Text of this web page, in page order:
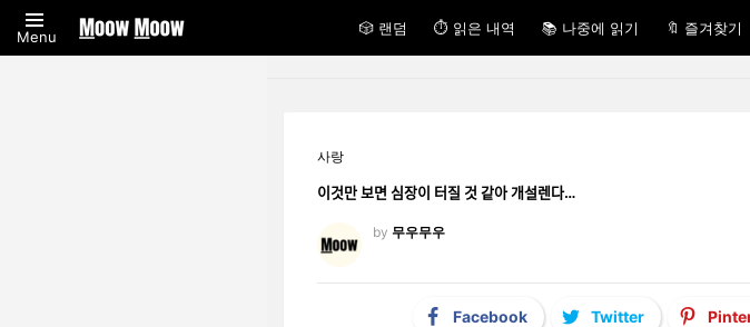
Menu 🎲 랜덤 ⏱ 읽은 내역 📚 나중에 읽기 🔖 즐겨찾기
사랑
이것만 보면 심장이 터질 것 같아 개설렌다…
by 무우무우
Facebook Twitter